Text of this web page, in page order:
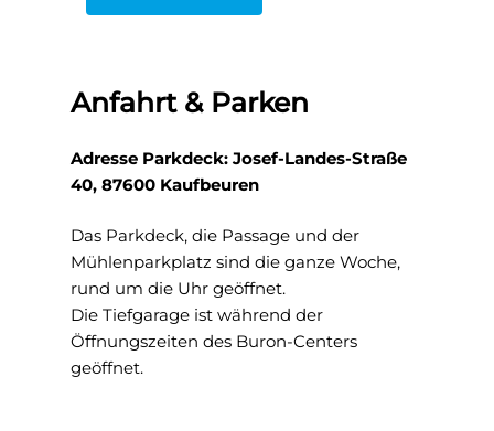
Anfahrt & Parken
Adresse Parkdeck: Josef-Landes-Straße
40, 87600 Kaufbeuren
Das Parkdeck, die Passage und der
Mühlenparkplatz sind die ganze Woche,
rund um die Uhr geöffnet.
Die Tiefgarage ist während der
Öffnungszeiten des Buron-Centers
geöffnet.